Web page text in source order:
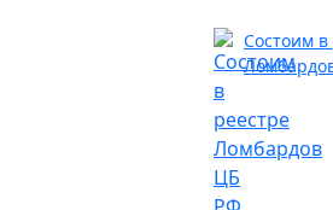
Состоим в